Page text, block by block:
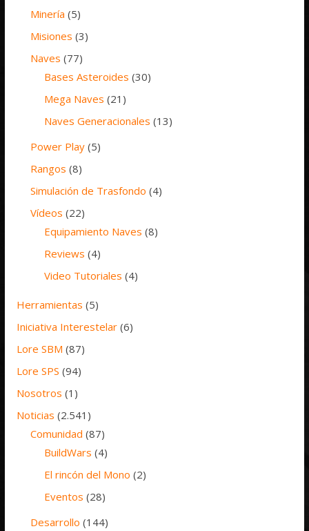
Minería (5)
Misiones (3)
Naves (77)
Bases Asteroides (30)
Mega Naves (21)
Naves Generacionales (13)
Power Play (5)
Rangos (8)
Simulación de Trasfondo (4)
Vídeos (22)
Equipamiento Naves (8)
Reviews (4)
Video Tutoriales (4)
Herramientas (5)
Iniciativa Interestelar (6)
Lore SBM (87)
Lore SPS (94)
Nosotros (1)
Noticias (2.541)
Comunidad (87)
BuildWars (4)
El rincón del Mono (2)
Eventos (28)
Desarrollo (144)